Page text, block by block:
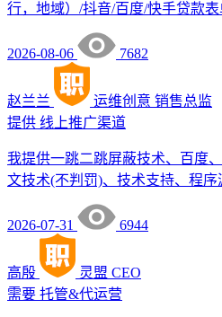
行，地域）/抖音/百度/快手贷款
2026-08-06 7682
赵兰兰 运维创意 销售总监
提供 线上推广渠道
我提供一跳二跳屏蔽技术、百度
文技术(不判罚)、技术支持、程序
2026-07-31 6944
高殷 灵盟 CEO
需要 托管&代运营